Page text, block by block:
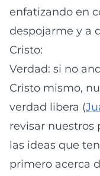
enfatizando en
despojarme y a
Cristo:
Verdad: si no
Cristo mismo,
verdad libera (
revisar nuestros
las ideas que
primero acerca